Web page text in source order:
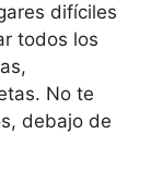
difíciles
todos los
No te
debajo de